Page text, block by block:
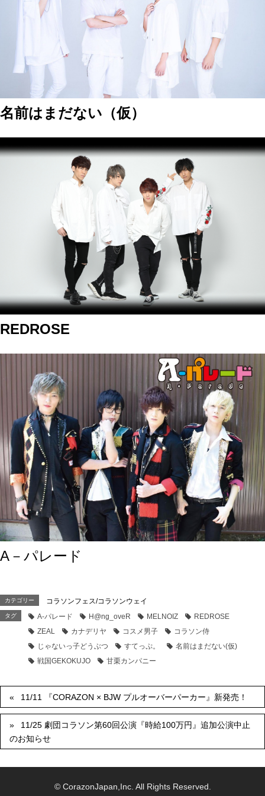
名前はまだない（仮）
REDROSE
A－パレード
カテゴリー コラソンフェス/コラソンウェイ
タグ A-パレード H@ng_oveR MELNOIZ
REDROSE
ZEAL
カナデリヤ コスメ男子
コラソン侍
じゃないっ子どうぶつ
すてっぷ。
名前はまだない(仮)
戦国GEKOKUJO
甘栗カンパニー
11/11 『CORAZON × BJW プルオーバーパーカー』新発売！
11/25 劇団コラソン第60回公演『時給100万円』追加公演中止
のお知らせ
© CorazonJapan,Inc. All Rights Reserved.